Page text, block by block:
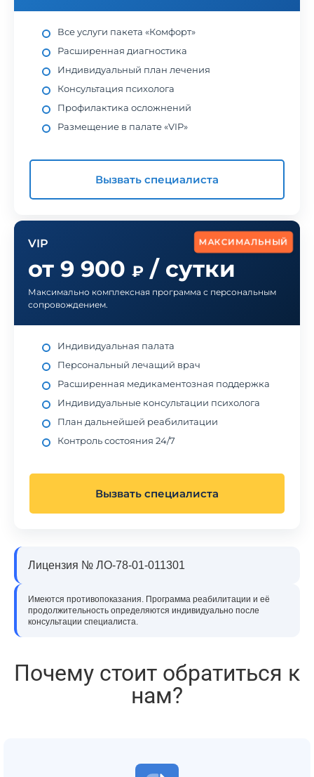
Все услуги пакета «Комфорт»
Расширенная диагностика
Индивидуальный план лечения
Консультация психолога
Профилактика осложнений
Размещение в палате «VIP»
Вызвать специалиста
МАКСИМАЛЬНЫЙ
VIP
от 9 900 ₽ / сутки
Максимально комплексная программа с персональным
сопровождением.
Индивидуальная палата
Персональный лечащий врач
Расширенная медикаментозная поддержка
Индивидуальные консультации психолога
План дальнейшей реабилитации
Контроль состояния 24/7
Вызвать специалиста
Лицензия № ЛО-78-01-011301
Имеются противопоказания. Программа реабилитации и её
продолжительность определяются индивидуально после
консультации специалиста.
Почему стоит обратиться к
нам?